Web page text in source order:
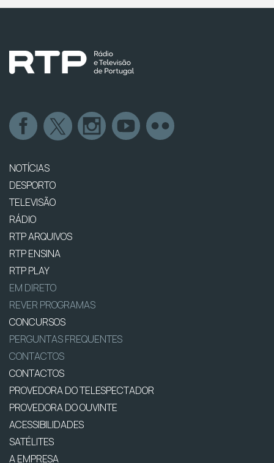
NOTÍCIAS
DESPORTO
TELEVISÃO
RÁDIO
RTP ARQUIVOS
RTP ENSINA
RTP PLAY
EM DIRETO
REVER PROGRAMAS
CONCURSOS
PERGUNTAS FREQUENTES
CONTACTOS
CONTACTOS
PROVEDORA DO TELESPECTADOR
PROVEDORA DO OUVINTE
ACESSIBILIDADES
SATÉLITES
A EMPRESA